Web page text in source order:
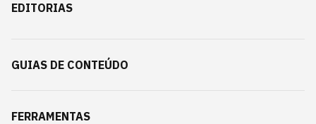
EDITORIAS
GUIAS DE CONTEÚDO
FERRAMENTAS